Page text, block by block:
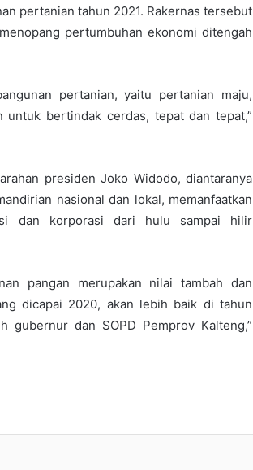
pertanian tahun 2021. Rakernas tersebut
pertumbuhan ekonomi ditengah
pertanian, yaitu pertanian maju,
bertindak cerdas, tepat dan tepat,”
presiden Joko Widodo, diantaranya
nasional dan lokal, memanfaatkan
dan korporasi dari hulu sampai hilir
pangan merupakan nilai tambah dan
dicapai 2020, akan lebih baik di tahun
gubernur dan SOPD Pemprov Kalteng,”